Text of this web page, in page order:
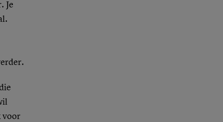
Je
voor